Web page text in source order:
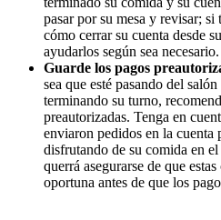
pasar por su mesa y revisar;
cómo cerrar su cuenta desde
ayudarlos según sea necesario.
Guarde los pagos
sea que esté pasando del
terminando su turno,
preautorizadas. Tenga en
enviaron pedidos en la cuenta
disfrutando de su comida en
querrá asegurarse de que
oportuna antes de que los